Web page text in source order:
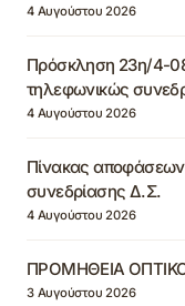
4 Αυγούστου 2026
Πρόσκληση 23η/4-
τηλεφωνικώς
4 Αυγούστου 2026
Πίνακας
συνεδρίασης Δ.Σ.
4 Αυγούστου 2026
ΠΡΟΜΗΘΕΙΑ
3 Αυγούστου 2026